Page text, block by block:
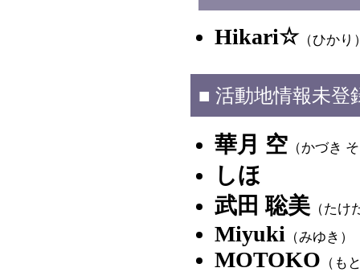
Hikari☆ （ひかり
■ 活動地情報未登
華月 空 （かづき
しほ
武田 聡美 （たけ
Miyuki （みゆき）
MOTOKO （も